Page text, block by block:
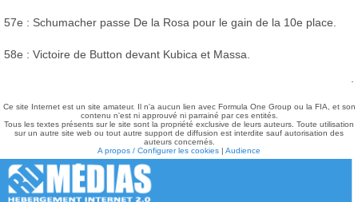
57e : Schumacher passe De la Rosa pour le gain de la 10e place.
58e : Victoire de Button devant Kubica et Massa.
Ce site Internet est un site amateur. Il n'a aucun lien avec Formula One Group ou la FIA, et son
contenu n'est ni approuvé ni parrainé par ces entités.
Tous les textes présents sur le site sont la propriété exclusive de leurs auteurs. Toute utilisation
sur un autre site web ou tout autre support de diffusion est interdite sauf autorisation des
auteurs concernés.
A propos / Configurer les cookies | Audience